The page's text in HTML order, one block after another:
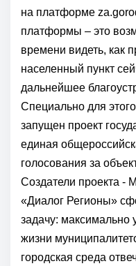
на платформе
платформы – это
времени видеть, как
населенный пункт
дальнейшее
Специально для
запущен проект
единая
голосования за
Создатели проекта -
«Диалог Регионы»
задачу: максимально
жизни
городская среда